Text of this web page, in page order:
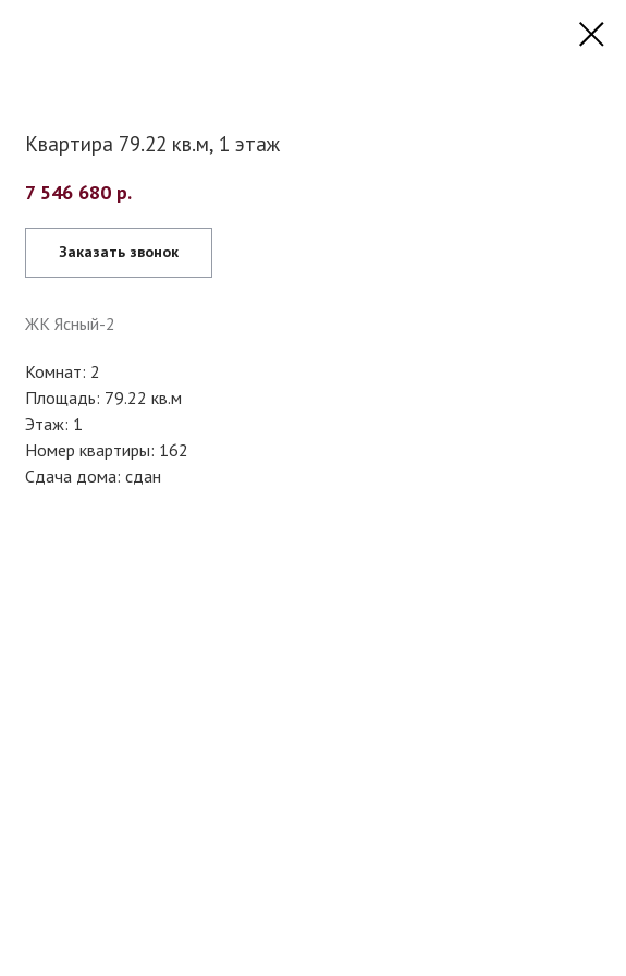
Квартира 79.22 кв.м, 1 этаж
7 546 680 р.
Заказать звонок
ЖК Ясный-2
Комнат: 2
Площадь: 79.22 кв.м
Этаж: 1
Номер квартиры: 162
Сдача дома: сдан